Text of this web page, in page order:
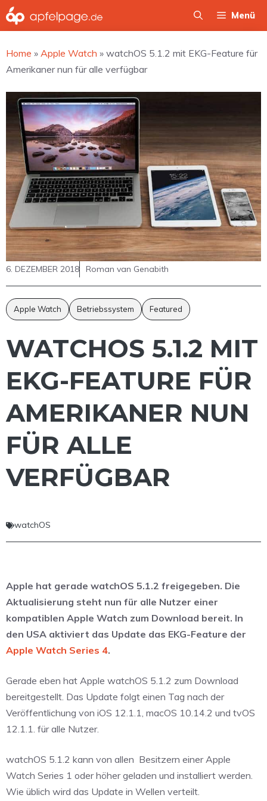
Zum
Inhalt
Menü
Home » Apple Watch » watchOS 5.1.2 mit EKG-Feature für
Amerikaner nun für alle verfügbar
6. DEZEMBER 2018 Roman van Genabith
Apple Watch Betriebssystem Featured
WATCHOS 5.1.2 MIT
EKG-FEATURE FÜR
AMERIKANER NUN
FÜR ALLE
VERFÜGBAR
watchOS
Apple hat gerade watchOS 5.1.2 freigegeben. Die
Aktualisierung steht nun für alle Nutzer einer
kompatiblen Apple Watch zum Download bereit. In
den USA aktiviert das Update das EKG-Feature der
Apple Watch Series 4.
Gerade eben hat Apple watchOS 5.1.2 zum Download
bereitgestellt. Das Update folgt einen Tag nach der
Veröffentlichung von iOS 12.1.1, macOS 10.14.2 und tvOS
12.1.1. für alle Nutzer.
watchOS 5.1.2 kann von allen Besitzern einer Apple
Watch Series 1 oder höher geladen und installiert werden.
Wie üblich wird das Update in Wellen verteilt.